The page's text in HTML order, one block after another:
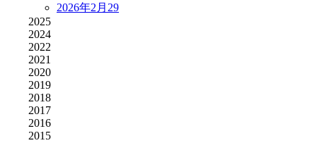
2026年2月 29
2025
2024
2022
2021
2020
2019
2018
2017
2016
2015